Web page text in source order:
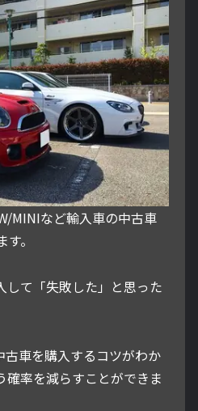
MINIなど輸入車の中古車
。
して「失敗した」と思った
車を購入するコツがわか
確率を減らすことができま